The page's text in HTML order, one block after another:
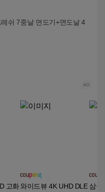
쉬 7중날 면도기+면도날 4
고화와이드뷰 4K UHD DLE 삼성